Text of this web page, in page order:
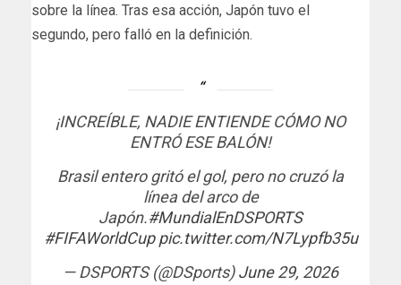
sobre la línea. Tras esa acción, Japón tuvo el
segundo, pero falló en la definición.
¡INCREÍBLE, NADIE ENTIENDE CÓMO NO
ENTRÓ ESE BALÓN!
Brasil entero gritó el gol, pero no cruzó la
línea del arco de
Japón.#MundialEnDSPORTS
#FIFAWorldCup pic.twitter.com/N7Lypfb35u
— DSPORTS (@DSports)June 29, 2026